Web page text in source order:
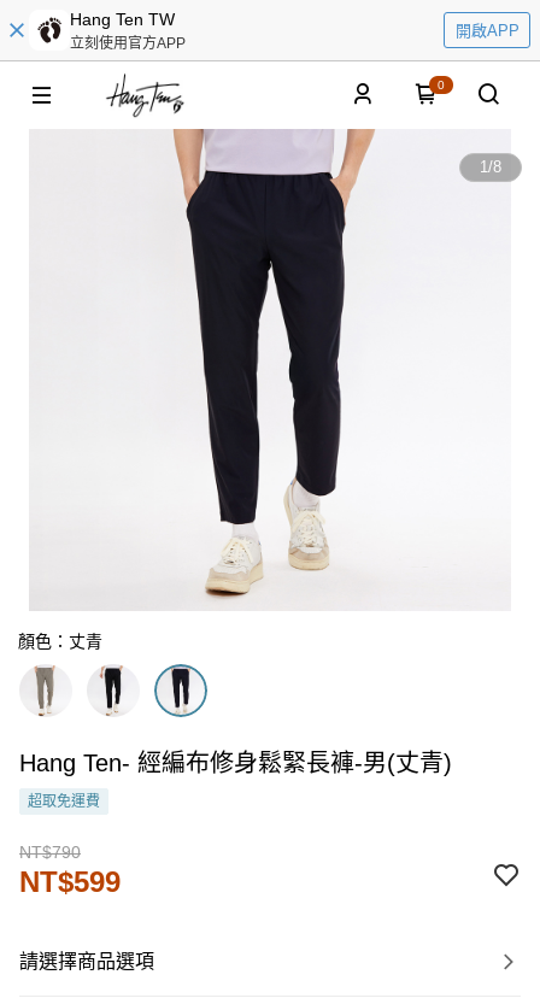
Hang Ten TW
立刻使用官方APP
開啟APP
0
1/8
顏色：丈青
Hang Ten- 經編布修身鬆緊長褲-男(丈青)
超取免運費
NT$790
NT$599
請選擇商品選項